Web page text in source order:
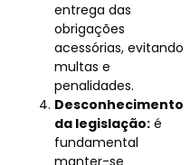
entrega das
obrigações
acessórias, evitando
multas e
penalidades.
Desconhecimento
da legislação: é
fundamental